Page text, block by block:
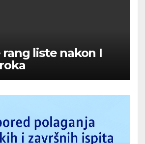
rang liste nakon I